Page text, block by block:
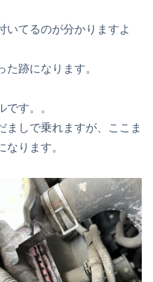
いてるのが分かりますよ
跡になります。
す。。
ましで乗れますが、ここま
ります。